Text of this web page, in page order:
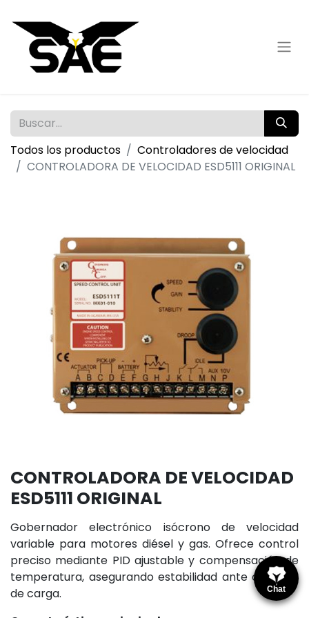
Todos los productos
Controladores de velocidad
CONTROLADORA DE VELOCIDAD ESD5111 ORIGINAL
CONTROLADORA DE VELOCIDAD
ESD5111 ORIGINAL
Gobernador electrónico isócrono de velocidad
variable para motores diésel y gas. Ofrece control
preciso mediante PID ajustable y compensación de
temperatura, asegurando estabilidad ante cambios
de carga.
Chat